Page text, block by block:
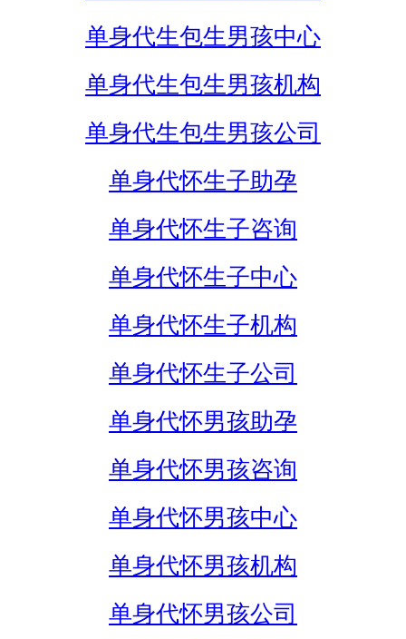
单身代生包生男孩中心
单身代生包生男孩机构
单身代生包生男孩公司
单身代怀生子助孕
单身代怀生子咨询
单身代怀生子中心
单身代怀生子机构
单身代怀生子公司
单身代怀男孩助孕
单身代怀男孩咨询
单身代怀男孩中心
单身代怀男孩机构
单身代怀男孩公司